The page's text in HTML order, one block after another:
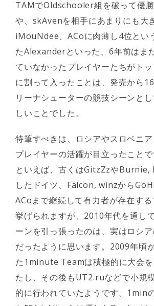
TAMでOldschooler組を破って優
や、skAvenを相手にあまりにも大
iMouNdee、ACoに肉薄し4位とい
たAlexanderといった、6年前はま
ていなかったプレイヤーたちがト
に割って入ったことは、発売から
リーナシューターの競技シーンと
しいことでした。
特筆すべきは、ロシアやスロベニ
プレイヤーの活躍が目立ったこと
といえば、古くはGitzZzやBurnie,
したドイツ、Falcon, winzから
ACoまで継続して有力者が存在す
挙げられますが、2010年代を通し
ーンを引っ張ったのは、実はロシ
だったように思います。2009年頃
た1minute Teamは積極的に大会
たし、その後もUT2.ruなどで小規
的に行われていたようです。1min